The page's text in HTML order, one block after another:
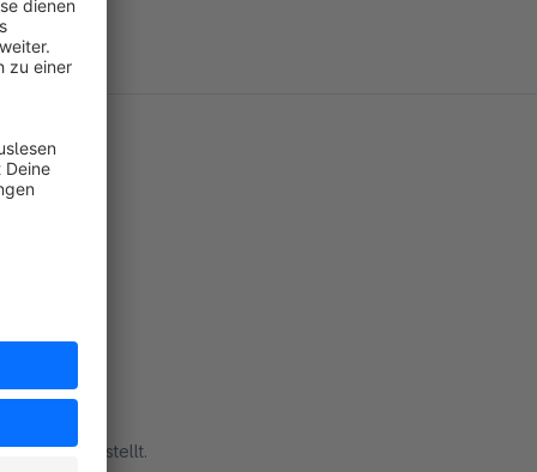
gestellt.